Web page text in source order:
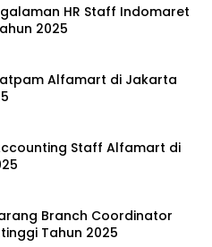
HR Staff Indomaret
2025
Alfamart di Jakarta
Staff Alfamart di
Branch Coordinator
Tahun 2025